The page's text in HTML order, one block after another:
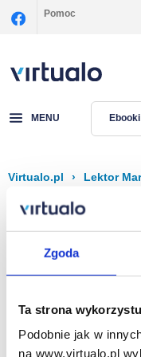
Zgoda
Ta strona
Podobnie jak w
na www.virtualo.pl
Pomoc
MENU Ebooki
Virtualo.pl › Lektor
Filtruj